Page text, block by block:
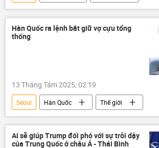
Hàn Quốc
Lee Jae-myung
Nhật Bản
doanh nghiệp
doanh nhân
Hàn Quốc ra lệnh bắt giữ vợ cựu tổng
thống
13 Tháng Tám 2025, 02:19
Seoul Hàn Quốc
Thế giới
Chính trị
Báo chí thế giới
Tòa án
Pháp luật
Ai sẽ giúp Trump đối phó với sự trỗi dậy
của Trung Quốc ở châu Á - Thái Bình